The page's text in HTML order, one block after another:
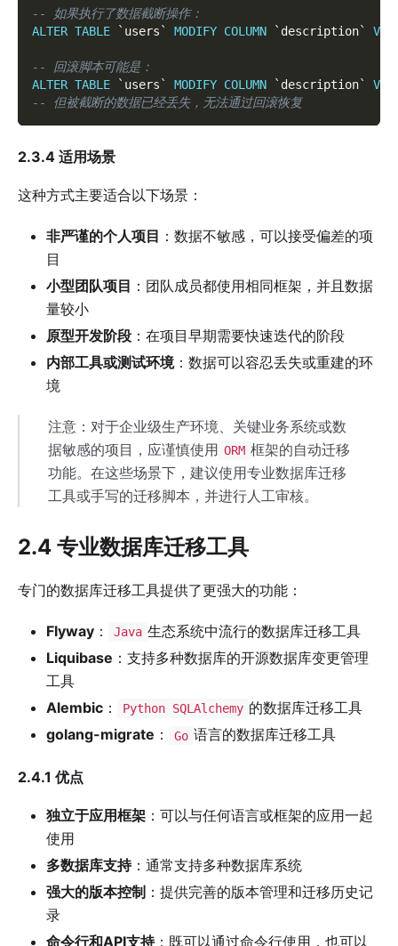
-- 如果执行了数据截断操作：
ALTER TABLE ` users ` MODIFY COLUMN ` description`
-- 回滚脚本可能是：
ALTER TABLE ` users ` MODIFY COLUMN ` description`
-- 但被截断的数据已经丢失，无法通过回滚恢复
2.3.4 适用场景
这种方式主要适合以下场景：
非严谨的个人项目 ：数据不敏感，可以接受偏差的项
目
小型团队项目 ：团队成员都使用相同框架，并且数据
量较小
原型开发阶段 ：在项目早期需要快速迭代的阶段
内部工具或测试环境：数据可以容忍丢失或重建的环
境
注意：对于企业级生产环境、关键业务系统或数
据敏感的项目，应谨慎使用 ORM 框架的自动迁移
功能。在这些场景下，建议使用专业数据库迁移
工具或手写的迁移脚本，并进行人工审核。
2.4 专业数据库迁移工具
专门的数据库迁移工具提供了更强大的功能：
Flyway ： Java 生态系统中流行的数据库迁移工具
Liquibase ：支持多种数据库的开源数据库变更管理
工具
Alembic ： Python SQLAlchemy 的数据库迁移工具
golang-migrate ： Go 语言的数据库迁移工具
2.4.1 优点
独立于应用框架 ：可以与任何语言或框架的应用一起
使用
多数据库支持：通常支持多种数据库系统
强大的版本控制 ：提供完善的版本管理和迁移历史记
录
命令行和API支持：既可以通过命令行使用，也可以